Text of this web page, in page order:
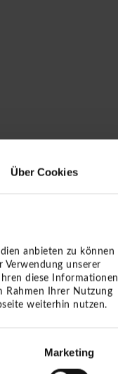
Über Cookies
anbieten zu können
unserer
diese Informationen
Rahmen Ihrer Nutzung
weiterhin nutzen.
Marketing